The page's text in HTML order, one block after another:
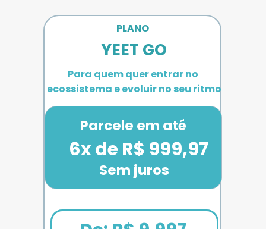
PLANO
YEET GO
Para quem quer entrar no
ecossistema e evoluir no seu ritmo
Parcele em até
Sem juros
6x de R$ 999,97